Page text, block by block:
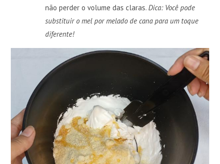
não perder o volume das claras.Dica: Você pode
substituir o mel por melado de cana para um toque
diferente!